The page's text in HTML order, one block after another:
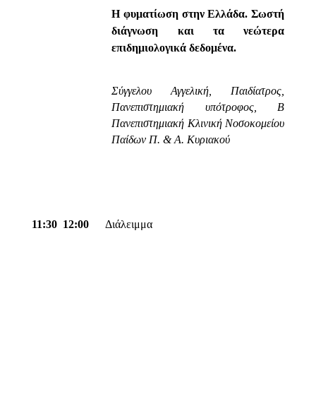
Η φυματίωση στην Ελλάδα. Σωστή
διάγνωση και τα νεώτερα
επιδημιολογικά δεδομένα.
Σύγγελου Αγγελική, Παιδίατρος,
Πανεπιστημιακή υπότροφος, Β
Πανεπιστημιακή Κλινική Νοσοκομείου
Παίδων Π. & Α. Κυριακού
11:30  12:00 Διάλειμμα